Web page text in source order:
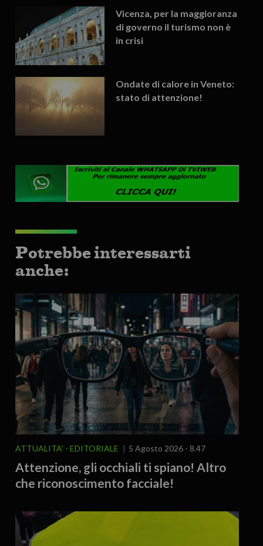
Vicenza, per la maggioranza
di governo il turismo non è
in crisi
Ondate di calore in Veneto:
stato di attenzione!
Potrebbe interessarti
anche:
ATTUALITA' EDITORIALE 5 Agosto 2026 - 8.47
Attenzione, gli occhiali ti spiano! Altro
che riconoscimento facciale!